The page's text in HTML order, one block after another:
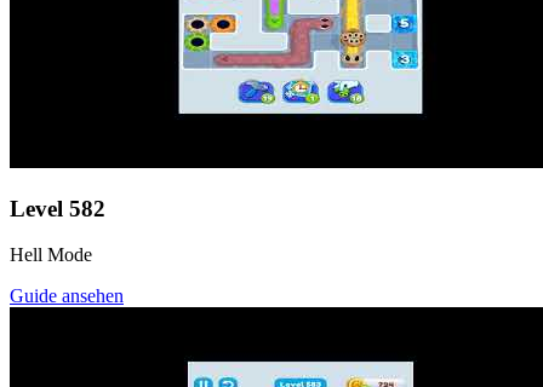
Level 582
Hell Mode
Guide ansehen